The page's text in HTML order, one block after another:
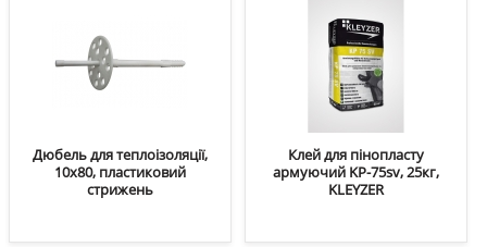
Дюбель для теплоізоляції,
10х80, пластиковий
стрижень
Клей для пінопласту
армуючий KP-75sv, 25кг,
KLEYZER